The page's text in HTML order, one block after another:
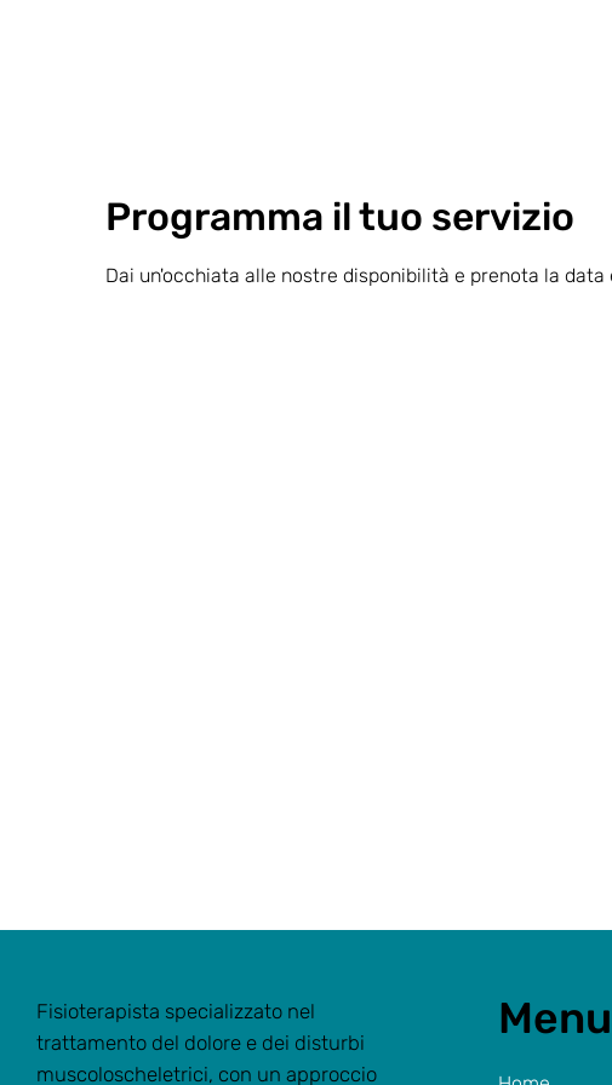
Programma il tuo servizio
Dai un'occhiata alle nostre disponibilità e prenota la
Fisioterapista specializzato nel
trattamento del dolore e dei disturbi
muscoloscheletrici, con un approccio
Menu